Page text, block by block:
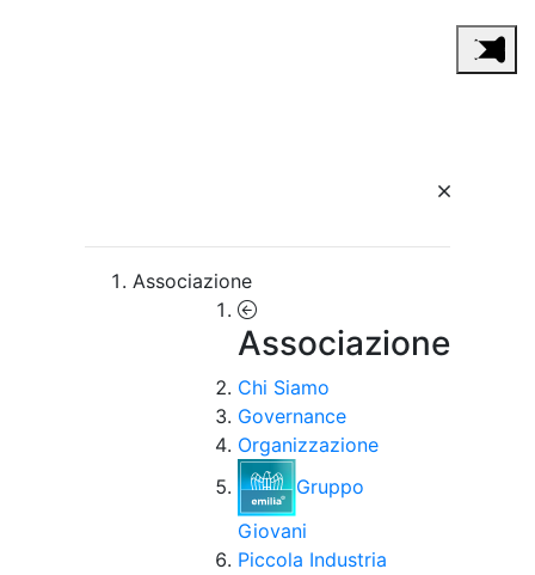
Associazione
Associazione
Chi Siamo
Governance
Organizzazione
Gruppo
Giovani
Piccola Industria